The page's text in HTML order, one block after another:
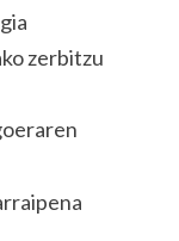
zerbitzu